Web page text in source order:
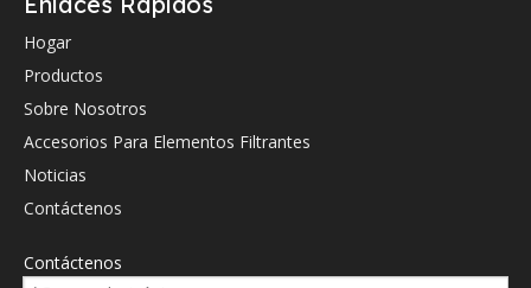
Hogar
Productos
Sobre Nosotros
Accesorios Para Elementos Filtrantes
Noticias
Contáctenos
Contáctenos